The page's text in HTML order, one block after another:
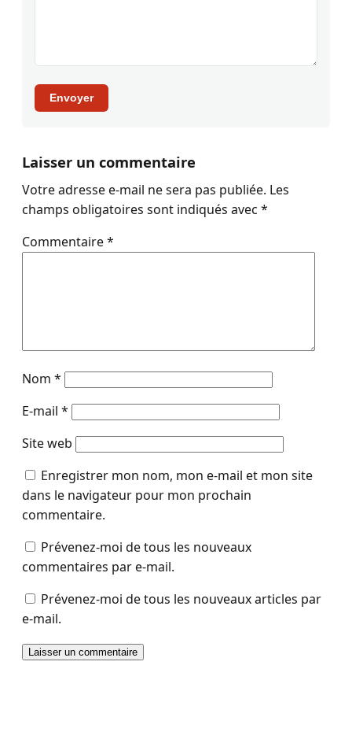
Envoyer
Laisser un commentaire
Votre adresse e-mail ne sera pas publiée. Les
champs obligatoires sont indiqués avec *
Commentaire*
Nom *
E-mail *
Site web
Enregistrer mon nom, mon e-mail et mon site
dans le navigateur pour mon prochain
commentaire.
Prévenez-moi de tous les nouveaux
commentaires par e-mail.
Prévenez-moi de tous les nouveaux articles par
e-mail.